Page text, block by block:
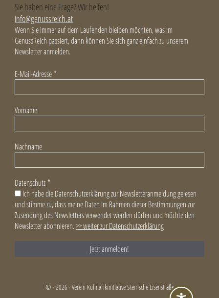
Sie haben eine Frage? Wir helfen!
info@genussreich.at
Wenn Sie immer auf dem Laufenden bleiben möchten, was im
GenussReich passiert, dann können Sie sich ganz einfach zu unserem
Newsletter anmelden.
E-Mail-Adresse *
Vorname
Nachname
Datenschutz *
Ich habe die Datenschutzerklärung zur Newsletteranmeldung gelesen
und stimme zu, dass meine Daten im Rahmen dieser Bestimmungen zur
Zusendung des Newsletters verwendet werden dürfen und möchte den
Newsletter abonnieren.>> weiter zur Datenschutzerklärung
© · 2026 · Verein Kulinarikinitiative Steirische Eisenstraße